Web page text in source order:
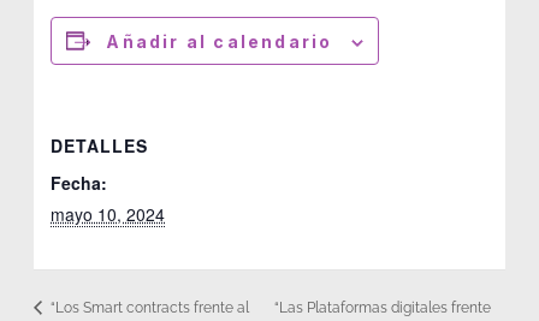
Añadir al calendario
DETALLES
Fecha:
mayo 10, 2024
“Los Smart contracts frente al
“Las Plataformas digitales frente